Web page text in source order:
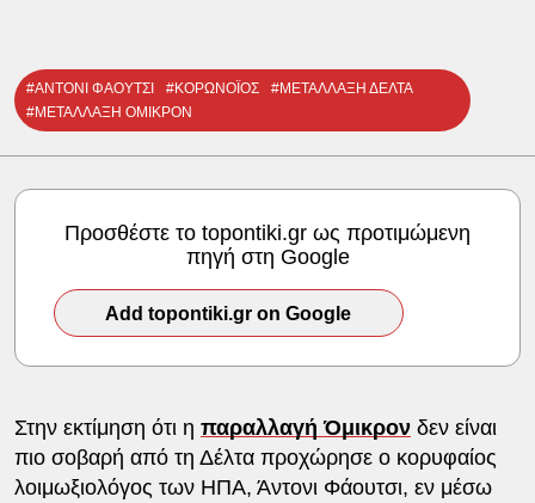
#ΑΝΤΟΝΙ ΦΑΟΥΤΣΙ #ΚΟΡΩΝΟΪΟΣ
#ΜΕΤΑΛΛΑΞΗ ΔΕΛΤΑ
#ΜΕΤΑΛΛΑΞΗ ΟΜΙΚΡΟΝ
Προσθέστε το topontiki.gr ως προτιμώμενη
πηγή στη Google
Add topontiki.gr on Google
Στην εκτίμηση ότι η παραλλαγή Όμικρονδεν είναι
πιο σοβαρή από τη Δέλτα προχώρησε ο κορυφαίος
λοιμωξιολόγος των ΗΠΑ, Άντονι Φάουτσι, εν μέσω